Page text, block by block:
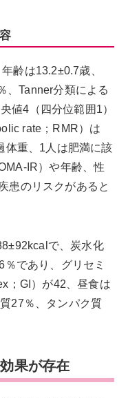
齢は13.2±0.7歳、
、Tanner分類による
値4（四分位範囲1）
rate；RMR）は
体重、1人は肥満に該
IR）や年齢、性
患のリスクがあると
で、炭水化
であり、グリセミ
；GI）が42、昼食は
27％、タンパク質
果が存在